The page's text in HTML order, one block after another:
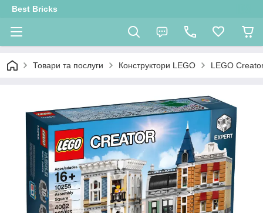
Best Bricks
Товари та послуги Конструктори LEGO LEGO